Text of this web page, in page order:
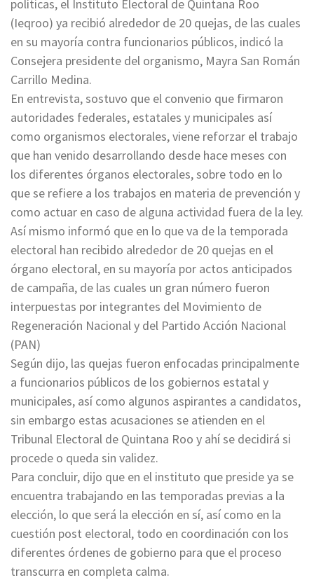
políticas, el Instituto Electoral de Quintana Roo
(Ieqroo) ya recibió alrededor de 20 quejas, de las cuales
en su mayoría contra funcionarios públicos, indicó la
Consejera presidente del organismo, Mayra San Román
Carrillo Medina.
En entrevista, sostuvo que el convenio que firmaron
autoridades federales, estatales y municipales así
como organismos electorales, viene reforzar el trabajo
que han venido desarrollando desde hace meses con
los diferentes órganos electorales, sobre todo en lo
que se refiere a los trabajos en materia de prevención y
como actuar en caso de alguna actividad fuera de la ley.
Así mismo informó que en lo que va de la temporada
electoral han recibido alrededor de 20 quejas en el
órgano electoral, en su mayoría por actos anticipados
de campaña, de las cuales un gran número fueron
interpuestas por integrantes del Movimiento de
Regeneración Nacional y del Partido Acción Nacional
(PAN)
Según dijo, las quejas fueron enfocadas principalmente
a funcionarios públicos de los gobiernos estatal y
municipales, así como algunos aspirantes a candidatos,
sin embargo estas acusaciones se atienden en el
Tribunal Electoral de Quintana Roo y ahí se decidirá si
procede o queda sin validez.
Para concluir, dijo que en el instituto que preside ya se
encuentra trabajando en las temporadas previas a la
elección, lo que será la elección en sí, así como en la
cuestión post electoral, todo en coordinación con los
diferentes órdenes de gobierno para que el proceso
transcurra en completa calma.